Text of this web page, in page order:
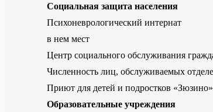
Социальная защита населения
Психоневрологический интернат
в нем мест
Центр социального обслуживания
Численность лиц, обслуживаемых
Приют для детей и подростков «Зюзино»
Образовательные учреждения